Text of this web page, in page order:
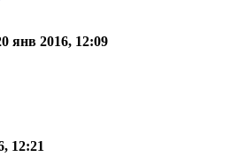
янв 2016, 12:09
12:21